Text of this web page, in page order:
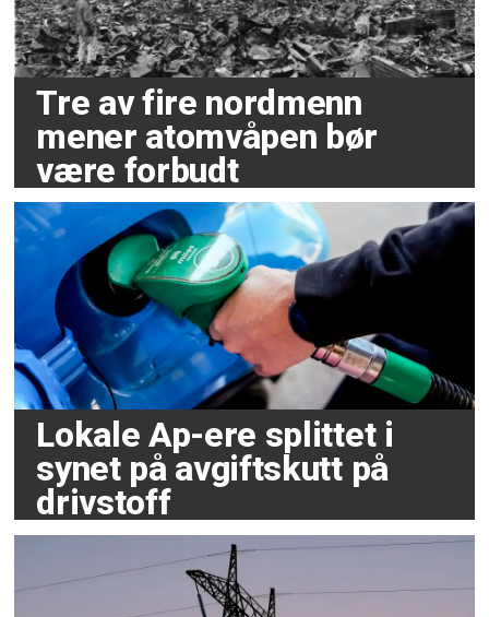
Tre av fire nordmenn
mener atomvåpen bør
være forbudt
Lokale Ap-ere splittet i
synet på avgiftskutt på
drivstoff